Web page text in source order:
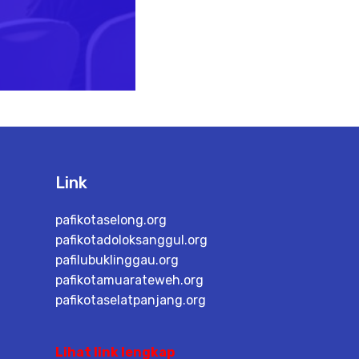
Link
pafikotaselong.org
pafikotadoloksanggul.org
pafilubuklinggau.org
pafikotamuarateweh.org
pafikotaselatpanjang.org
Lihat link lengkap